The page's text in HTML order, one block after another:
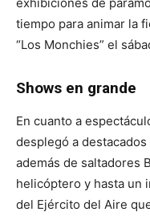
tiempo para animar la
“Los Monchies” el
Shows en grande
En cuanto a
desplegó a
además de saltadores
helicóptero y hasta un
del Ejército del Aire